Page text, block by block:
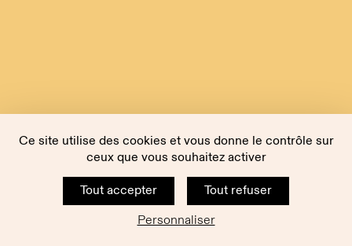
Ce site utilise des cookies et vous donne le contrôle sur
ceux que vous souhaitez activer
Tout accepter
Tout refuser
Personnaliser